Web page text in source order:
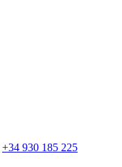
+34 930 185 225